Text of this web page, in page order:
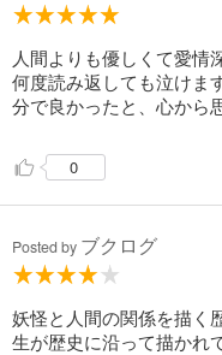
人間よりも優しくて愛情
何度読み返しても泣けま
分で良かったと、心から
0
Posted by ブクログ
妖怪と人間の関係を描く
生が歴史に沿って描かれ